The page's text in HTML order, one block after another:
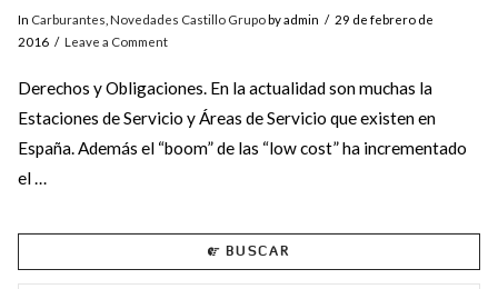
In Carburantes Novedades Castillo Grupoby admin
29 de febrero de
2016
Leave a Comment
Derechos y Obligaciones. En la actualidad son muchas la
Estaciones de Servicio y Áreas de Servicio que existen en
España. Además el “boom” de las “low cost” ha incrementado
el …
BUSCAR